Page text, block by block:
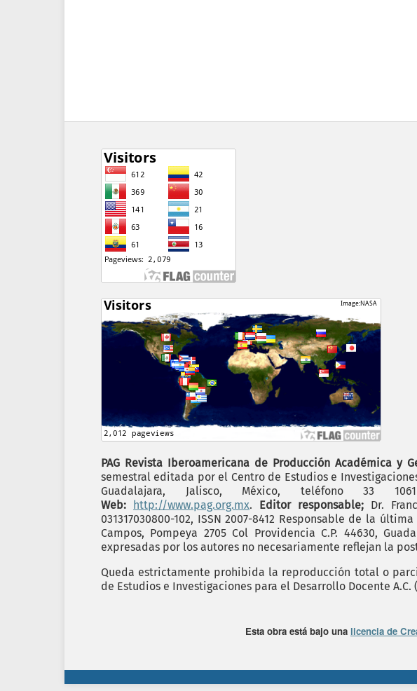
PAG Revista Iberoamericana de Producción Académica y
semestral editada por el Centro de Estudios e
Guadalajara, Jalisco, México, teléfono 33
Web:
http://www.pag.org.mx. Editor responsable; Dr.
031317030800-102, ISSN 2007-8412 Responsable de la
Campos, Pompeya 2705 Col Providencia C.P. 44630,
expresadas por los autores no necesariamente reflejan la
Queda estrictamente prohibida la reproducción total o
de Estudios e Investigaciones para el Desarrollo Docente
Esta obra está bajo una licencia de